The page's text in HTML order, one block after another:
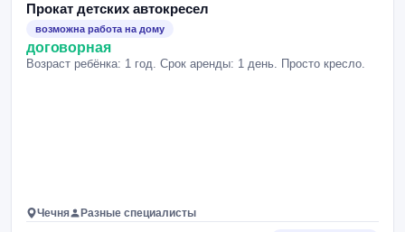
Прокат детских автокресел
возможна работа на дому
договорная
Возраст ребёнка: 1 год. Срок аренды: 1 день. Просто кресло.
Чечня Разные специалисты